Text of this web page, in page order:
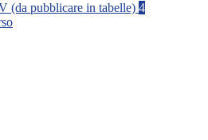
(da pubblicare in tabelle) 4